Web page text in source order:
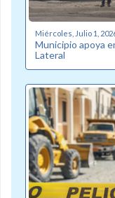
Miércoles, Julio 1,
Municipio apoya
Lateral